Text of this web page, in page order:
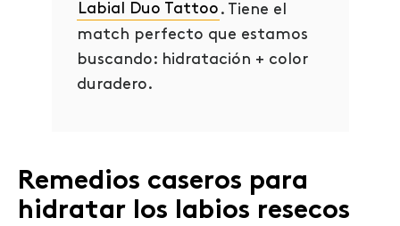
Labial Duo Tattoo . Tiene el
match perfecto que estamos
buscando: hidratación + color
duradero.
Remedios caseros para
hidratar los labios resecos